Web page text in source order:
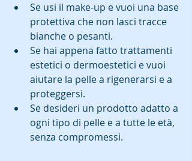
Se usi il make-up e vuoi una base
protettiva che non lasci tracce
bianche o pesanti.
Se hai appena fatto trattamenti
estetici o dermoestetici e vuoi
aiutare la pelle a rigenerarsi e a
proteggersi.
Se desideri un prodotto adatto a
ogni tipo di pelle e a tutte le età,
senza compromessi.